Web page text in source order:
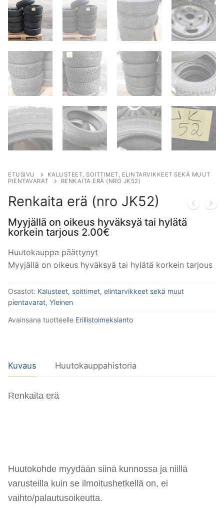
ETUSIVU
KALUSTEET, SOITTIMET, ELINTARVIKKEET SEKÄ MUUT
PIENTAVARAT
RENKAITA ERÄ (NRO JK52)
Renkaita erä (nro JK52)
Myyjällä on oikeus hyväksyä tai hylätä
korkein tarjous 2.00€
Huutokauppa päättynyt
Myyjällä on oikeus hyväksyä tai hylätä korkein tarjous
Osastot: Kalusteet, soittimet, elintarvikkeet sekä muut
pientavarat, Yleinen
Avainsana tuotteelle Erillistoimeksianto
Kuvaus Huutokauppahistoria
Renkaita erä
Huutokohde myydään siinä kunnossa ja niillä
varusteilla kuin se ilmoitushetkellä on, ei
vaihto/palautusoikeutta.